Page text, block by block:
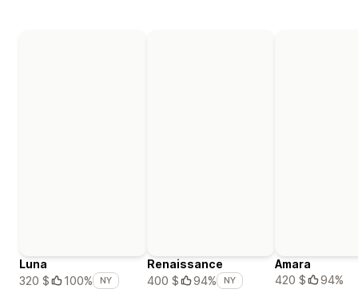
Luna
320 $
100% NY
Renaissance
400 $
94% NY
Amara
420 $
94%